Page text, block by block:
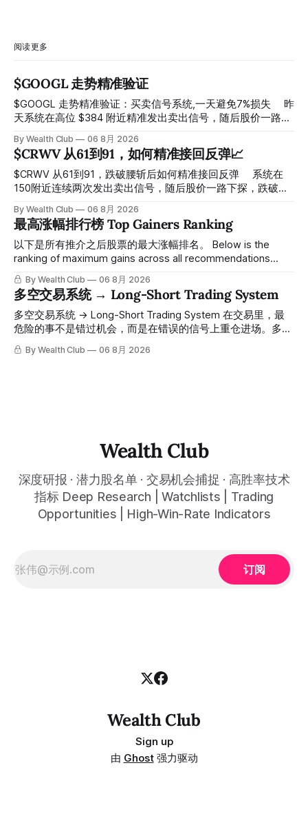
阅读更多
$GOOGL 走势精准验证
$GOOGL 走势精准验证：买卖信号系统,一天避免7%损失 ⠀ 昨
天系统在高位 $384 附近精准发出卖出信号，随后股价一路下
工干预，无需猜顶猜底，系统结合大数据自动帮你读懂市场情
绪与资金流向的转折点。 ⠀ 想要使用同款买卖信号交易系统
指标，以及更多核心名单、深度研究报告、交易机会 :
thewealthclub.vip
By Wealth Club 06 8月 2026
$CRWV 从61到91，如何精准接回反弹📈
$CRWV 从61到91，跌破腰斩后如何精准接回反弹 ⠀ 系统在
150附近连续两次发出卖出信号，随后股价一路下探，跌破
61附近精准打出Breakout突破信号。 ⠀ 从突破点起算，股价
一路反弹，最高触及91，涨幅接近50%。 ⠀ 今天股价小幅回
调5.07%，收报85.33，仍然稳稳站在突破位置上方。 ⠀ 很多
人觉得交易辛苦，是因为把时间都花在自己画线、盯盘、分析
点。 ⠀ 而这套系统，已经帮你把大数据全部跑过一遍，市场
情绪、资金流向、趋势反转位置，全部自动分析整合，直接把
高胜率信号推送到你面前。 ⠀ 你需要做的，只是准备好一份
自己喜欢的公司清单，剩下的分析交给系统。 ⠀ 交易，本该
标，以及更多核心名单、深度研究报告、交易机会 :
By Wealth Club 06 8月 2026
最高涨幅排行榜 Top Gainers Ranking
以下是所有推介之后股票的最大涨幅排名。 Below is the
ranking of maximum gains across all recommendations
since inclusion. 统计区间为2025年11月1日至2026年7月12
日。所有推介的入场价、目标价及推介日期，均在对应期数
「交易机会」文章发布时同步公开，时间戳可完整溯源，付费
会员随时可交叉核实。 The tracking period covers
November 1, 2025 to July 12, 2026. All entry prices, price
simultaneously in the corresponding "Trading Ideas"
By Wealth Club 06 8月 2026
多空交易系统 → Long-Short Trading System
多空交易系统 → Long-Short Trading System 在交易里，最
危险的事不是错过机会，而是在错误的信号上重仓进场。多空
交易系统真正高胜率的交易，把最高确信度的市场结构，直接
呈现在你的图表上。 无需成为图表专家，强大的算法自动为
with any financial market — stocks, crypto,
By Wealth Club 06 8月 2026
Wealth Club
深度研报 · 潜力股名单 · 交易机会捕捉 · 高胜率技术
指标 Deep Research | Watchlists | Trading
Opportunities | High-Win-Rate Indicators
订阅
Wealth Club
Sign up
由 Ghost强力驱动